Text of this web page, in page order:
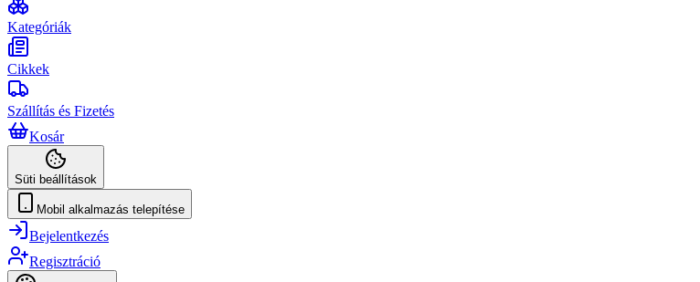
Kategóriák
Cikkek
Szállítás és Fizetés
Kosár
Süti beállítások
Mobil alkalmazás telepítése
Bejelentkezés
Regisztráció